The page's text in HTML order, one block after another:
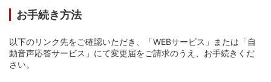
お手続き方法
以下のリンク先をご確認いただき、「WEBサービス」または「自
動音声応答サービス」にて変更届をご請求のうえ、お手続きくだ
さい。